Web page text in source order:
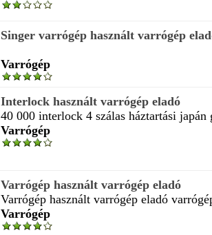
Singer varrógép használt varrógép
Varrógép
Interlock használt varrógép eladó
40 000 interlock 4 szálas háztartási japán
Varrógép
Varrógép használt varrógép eladó
Varrógép használt varrógép eladó
Varrógép